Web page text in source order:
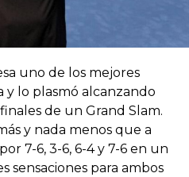
uno de los mejores
y lo plasmó alcanzando
de un Grand Slam.
y nada menos que a
7-6, 3-6, 6-4 y 7-6 en un
sensaciones para ambos